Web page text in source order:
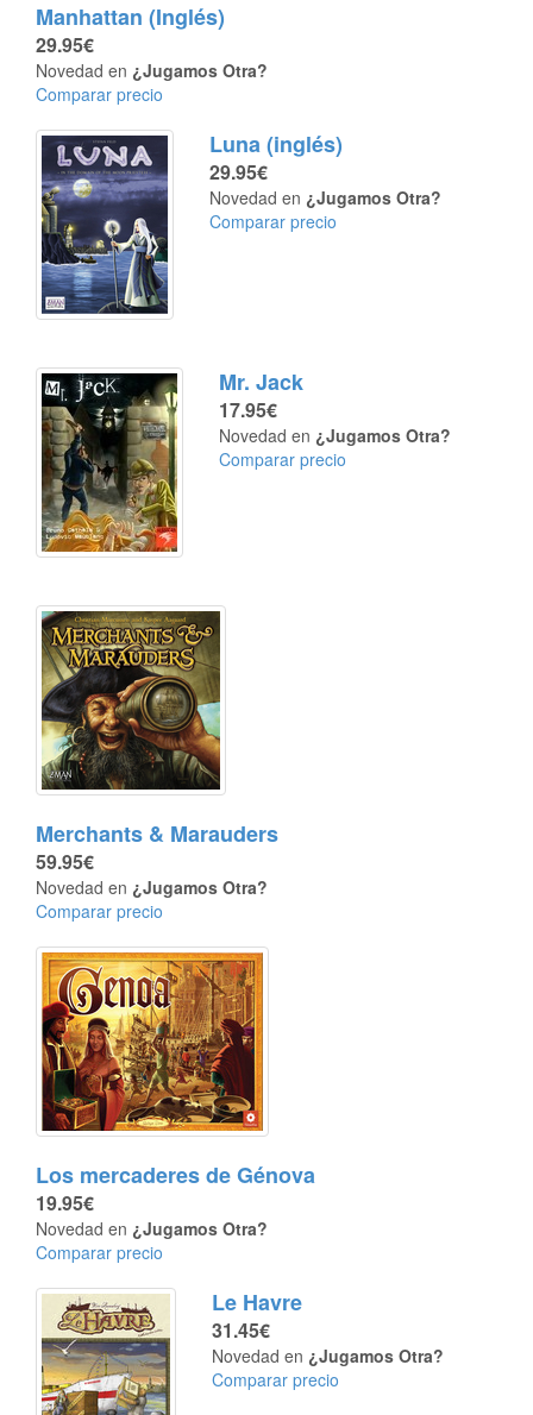
Manhattan (Inglés)
29.95€
Novedad en ¿Jugamos Otra?
Comparar precio
Luna (inglés)
29.95€
Novedad en ¿Jugamos Otra?
Comparar precio
Mr. Jack
17.95€
Novedad en ¿Jugamos Otra?
Comparar precio
Merchants & Marauders
59.95€
Novedad en ¿Jugamos Otra?
Comparar precio
Los mercaderes de Génova
19.95€
Novedad en ¿Jugamos Otra?
Comparar precio
Le Havre
31.45€
Novedad en ¿Jugamos Otra?
Comparar precio